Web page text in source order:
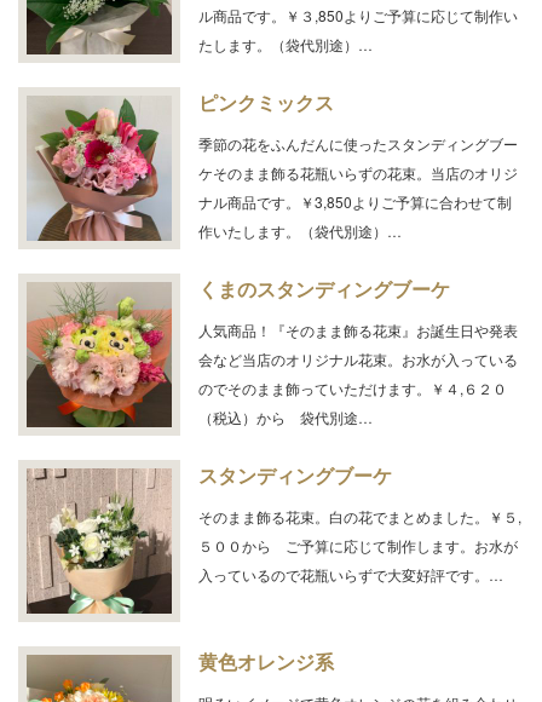
ル商品です。￥３,850よりご予算に応じて制作い
たします。（袋代別途）…
ピンクミックス
季節の花をふんだんに使ったスタンディングブー
ケそのまま飾る花瓶いらずの花束。当店のオリジ
ナル商品です。￥3,850よりご予算に合わせて制
作いたします。（袋代別途）…
くまのスタンディングブーケ
人気商品！『そのまま飾る花束』お誕生日や発表
会など当店のオリジナル花束。お水が入っている
のでそのまま飾っていただけます。￥４,６２０
（税込）から 袋代別途…
スタンディングブーケ
そのまま飾る花束。白の花でまとめました。￥５,
５００から ご予算に応じて制作します。お水が
入っているので花瓶いらずで大変好評です。…
黄色オレンジ系